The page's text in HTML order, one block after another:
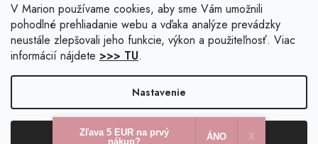
V Marion používame cookies, aby sme Vám umožnili
pohodlné prehliadanie webu a vďaka analýze prevádzky
neustále zlepšovali jeho funkcie, výkon a použiteľnosť. Viac
informácií nájdete >>> TU.
Nastavenie
Odmietnuť Súhlasím
Vytvoril Shoptet|Upravil Balkys
Copyright 2026 . Všetky práva vyhradené.
Upraviť
nastavenie cookies
Zľava 5 EUR na prvý
nákup?
ÁNO X​